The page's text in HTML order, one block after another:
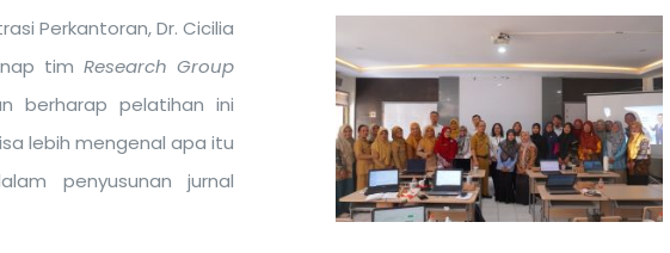
Perkantoran, Dr. Cicilia
timResearch Group
berharap pelatihan ini
lebih mengenal apa itu
penyusunan jurnal